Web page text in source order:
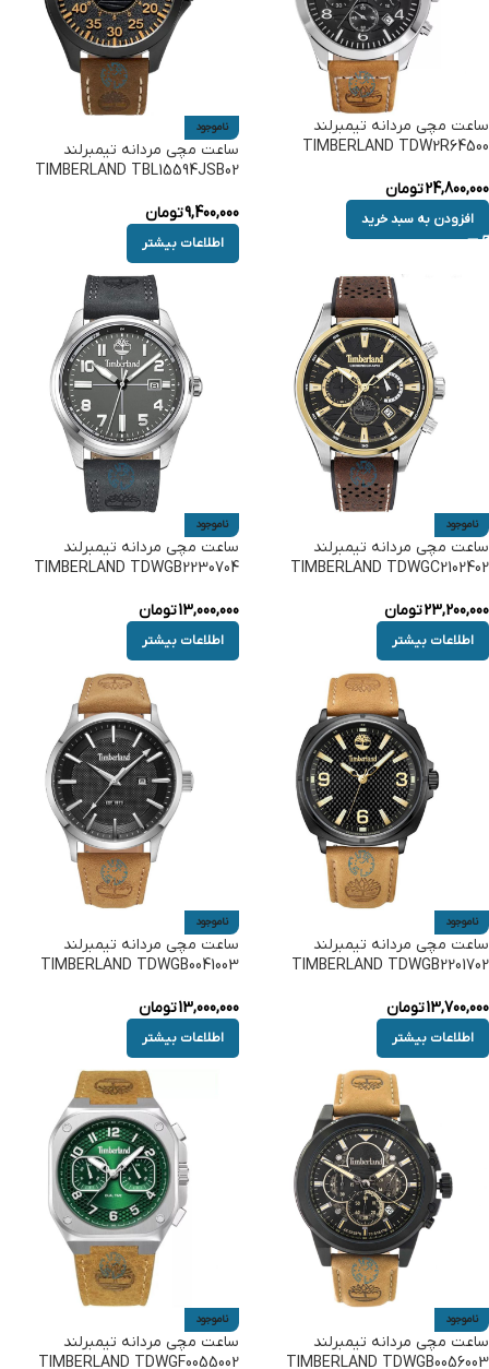
ساعت مچی مردانه تیمبرلند
TIMBERLAND TDW2R64500
24,800,000تومان
افزودن به سبد خرید
ناموجود
ساعت مچی مردانه تیمبرلند
TIMBERLAND TBL15594JSB02
9,400,000تومان
اطلاعات بیشتر
ناموجود
ساعت مچی مردانه تیمبرلند
TIMBERLAND TDWGC2102402
23,200,000تومان
اطلاعات بیشتر
ناموجود
ساعت مچی مردانه تیمبرلند
TIMBERLAND TDWGB2230704
13,000,000تومان
اطلاعات بیشتر
ناموجود
ساعت مچی مردانه تیمبرلند
TIMBERLAND TDWGB2201702
13,700,000تومان
اطلاعات بیشتر
ناموجود
ساعت مچی مردانه تیمبرلند
TIMBERLAND TDWGB0041003
13,000,000تومان
اطلاعات بیشتر
ناموجود
ساعت مچی مردانه تیمبرلند
TIMBERLAND TDWGB0056003
ناموجود
ساعت مچی مردانه تیمبرلند
TIMBERLAND TDWGF0055002